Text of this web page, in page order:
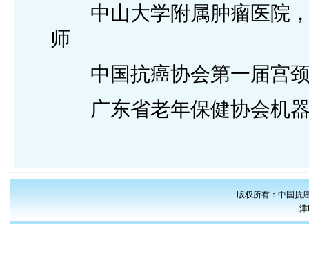
中山大学附属肿瘤医院，
师
中国抗癌协会第一届宫颈
广东省老年保健协会机器
版权所有：中国抗